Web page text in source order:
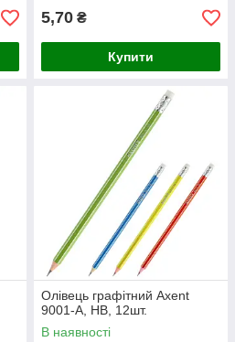
5,70 ₴
Купити
Олівець графітний Axent
9001-А, НВ, 12шт.
В наявності